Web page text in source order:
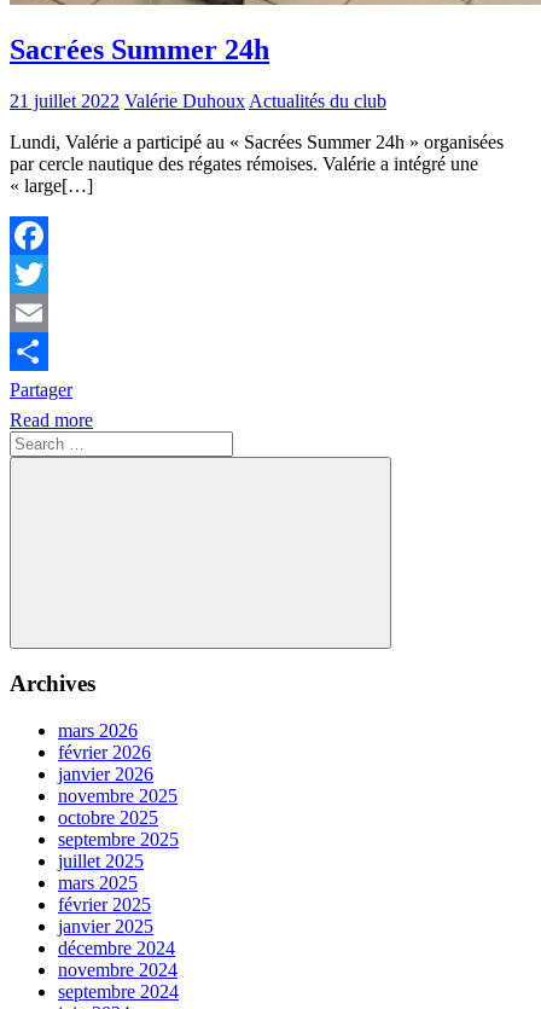
Sacrées Summer 24h
21 juillet 2022 Valérie Duhoux Actualités du club
Lundi, Valérie a participé au « Sacrées Summer 24h » organisées
par cercle nautique des régates rémoises. Valérie a intégré une
« large[…]
Facebook
Twitter
Email
Partager
Read more
Search
for:
Search
Archives
mars 2026
février 2026
janvier 2026
novembre 2025
octobre 2025
septembre 2025
juillet 2025
mars 2025
février 2025
janvier 2025
décembre 2024
novembre 2024
septembre 2024